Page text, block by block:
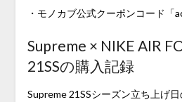
・モノカブ公式クーポンコード「
Supreme × NIKE AIR
21SSの購入記録
Supreme 21SSシーズン立ち上げ